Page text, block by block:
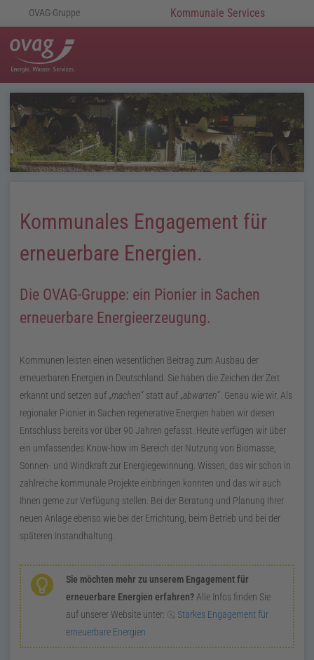
OVAG-Gruppe Kommunale Services
Kommunales Engagement für
erneuerbare Energien.
Die OVAG-Gruppe: ein Pionier in Sachen
erneuerbare Energieerzeugung.
Kommunen leisten einen wesentlichen Beitrag zum Ausbau der
erneuerbaren Energien in Deutschland. Sie haben die Zeichen der Zeit
erkannt und setzen auf „machen“ statt auf „abwarten“. Genau wie wir. Als
regionaler Pionier in Sachen regenerative Energien haben wir diesen
Entschluss bereits vor über 90 Jahren gefasst. Heute verfügen wir über
ein umfassendes Know-how im Bereich der Nutzung von Biomasse,
Sonnen- und Windkraft zur Energiegewinnung. Wissen, das wir schon in
zahlreiche kommunale Projekte einbringen konnten und das wir auch
Ihnen gerne zur Verfügung stellen. Bei der Beratung und Planung Ihrer
neuen Anlage ebenso wie bei der Errichtung, beim Betrieb und bei der
späteren Instandhaltung.
Sie möchten mehr zu unserem Engagement für
erneuerbare Energien erfahren?Alle Infos finden Sie
auf unserer Website unter:
Starkes Engagement für
erneuerbare Energien